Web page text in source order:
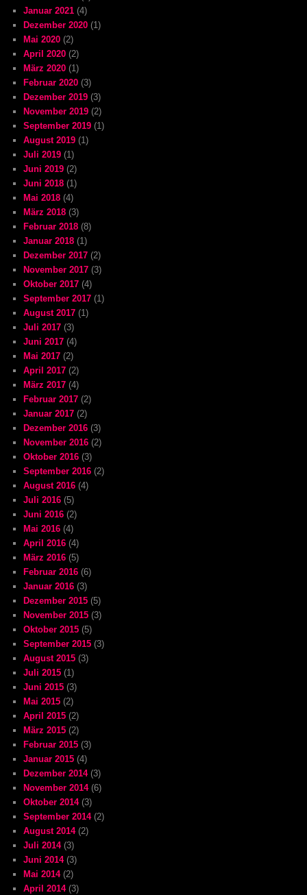
Januar 2021 (4)
Dezember 2020 (1)
Mai 2020 (2)
April 2020 (2)
März 2020 (1)
Februar 2020 (3)
Dezember 2019 (3)
November 2019 (2)
September 2019 (1)
August 2019 (1)
Juli 2019 (1)
Juni 2019 (2)
Juni 2018 (1)
Mai 2018 (4)
März 2018 (3)
Februar 2018 (8)
Januar 2018 (1)
Dezember 2017 (2)
November 2017 (3)
Oktober 2017 (4)
September 2017 (1)
August 2017 (1)
Juli 2017 (3)
Juni 2017 (4)
Mai 2017 (2)
April 2017 (2)
März 2017 (4)
Februar 2017 (2)
Januar 2017 (2)
Dezember 2016 (3)
November 2016 (2)
Oktober 2016 (3)
September 2016 (2)
August 2016 (4)
Juli 2016 (5)
Juni 2016 (2)
Mai 2016 (4)
April 2016 (4)
März 2016 (5)
Februar 2016 (6)
Januar 2016 (3)
Dezember 2015 (5)
November 2015 (3)
Oktober 2015 (5)
September 2015 (3)
August 2015 (3)
Juli 2015 (1)
Juni 2015 (3)
Mai 2015 (2)
April 2015 (2)
März 2015 (2)
Februar 2015 (3)
Januar 2015 (4)
Dezember 2014(3)
November 2014(6)
Oktober 2014(3)
September 2014(2)
August 2014(2)
Juli 2014(3)
Juni 2014(3)
Mai 2014(2)
April 2014(3)